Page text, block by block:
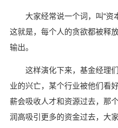
大家经常说一个词，叫“资
这就是，每个人的贪欲都被释
输出。
这样演化下来，基金经理
业的兴亡，某个行业被他们看
薪会吸收人才和资源过去，那
润高吸引更多的资金过去，大